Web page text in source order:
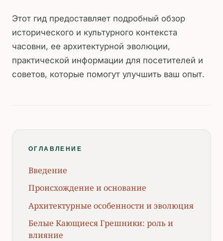
Этот гид предоставляет подробный обзор
исторического и культурного контекста
часовни, ее архитектурной эволюции,
практической информации для посетителей и
советов, которые помогут улучшить ваш опыт.
ОГЛАВЛЕНИЕ
Введение
Происхождение и основание
Архитектурные особенности и эволюция
Белые Кающиеся Грешники: роль и
влияние